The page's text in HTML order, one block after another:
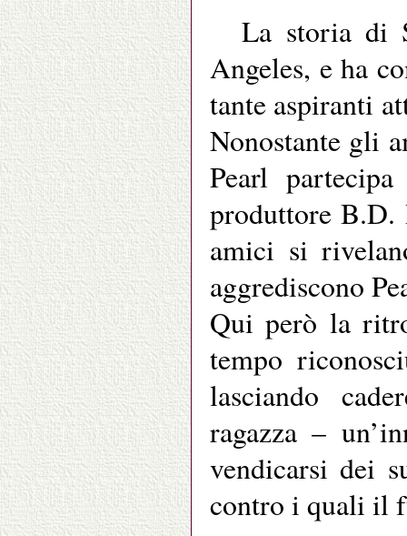
La storia di
Angeles, e ha
tante aspiranti
Nonostante gli
Pearl
produttore
amici si
aggrediscono
Qui però la
tempo
lasciando
ragazza –
vendicarsi dei
contro i quali il